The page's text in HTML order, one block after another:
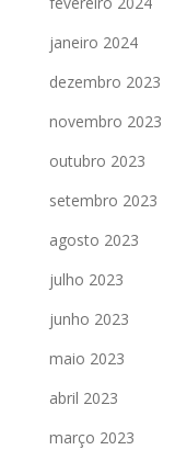
janeiro 2024
dezembro 2023
novembro 2023
outubro 2023
setembro 2023
agosto 2023
julho 2023
junho 2023
maio 2023
abril 2023
março 2023